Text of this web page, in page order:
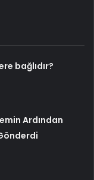
bağlıdır?
Ardından